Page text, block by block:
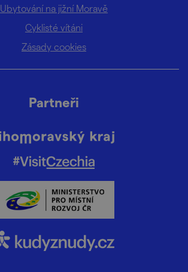
Ubytování na jižní Moravě
Cyklisté vítáni
Zásady cookies
Partneři